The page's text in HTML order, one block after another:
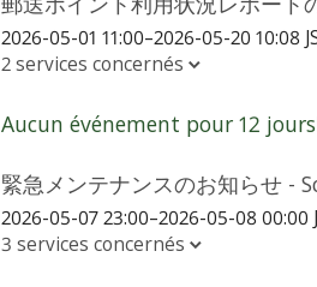
2026-05-01 11:00–2026-05-20 10:08
2 services concernés
Aucun événement pour 12
緊急メンテナンスのお知らせ -
2026-05-07 23:00–2026-05-08 00:00
3 services concernés